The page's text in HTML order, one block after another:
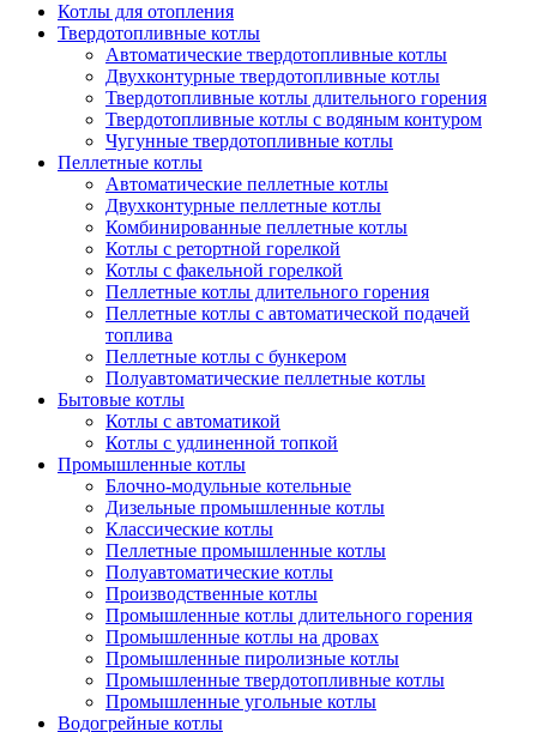
Котлы для отопления
Твердотопливные котлы
Автоматические твердотопливные котлы
Двухконтурные твердотопливные котлы
Твердотопливные котлы длительного горения
Твердотопливные котлы с водяным контуром
Чугунные твердотопливные котлы
Пеллетные котлы
Автоматические пеллетные котлы
Двухконтурные пеллетные котлы
Комбинированные пеллетные котлы
Котлы с ретортной горелкой
Котлы с факельной горелкой
Пеллетные котлы длительного горения
Пеллетные котлы с автоматической подачей
топлива
Пеллетные котлы с бункером
Полуавтоматические пеллетные котлы
Бытовые котлы
Котлы с автоматикой
Котлы с удлиненной топкой
Промышленные котлы
Блочно-модульные котельные
Дизельные промышленные котлы
Классические котлы
Пеллетные промышленные котлы
Полуавтоматические котлы
Производственные котлы
Промышленные котлы длительного горения
Промышленные котлы на дровах
Промышленные пиролизные котлы
Промышленные твердотопливные котлы
Промышленные угольные котлы
Водогрейные котлы